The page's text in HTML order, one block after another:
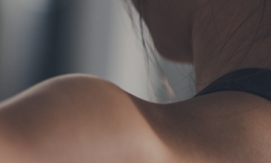
FAQ
FLOW
AGLAIA Blog
TERMS